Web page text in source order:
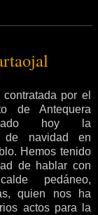
contratada por el
de Antequera
hoy la
de navidad en
Hemos tenido
de hablar con
pedáneo,
quien nos ha
actos para la